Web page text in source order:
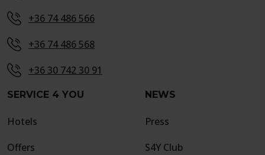
+36 74 486 566
+36 74 486 568
+36 30 742 30 91
SERVICE 4 YOU
Hotels
Offers
NEWS
Press
S4Y Club